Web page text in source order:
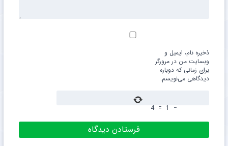
ذخیره نام، ایمیل و
وبسایت من در مرورگر
برای زمانی که دوباره
دیدگاهی می‌نویسم.
−
1
=
4